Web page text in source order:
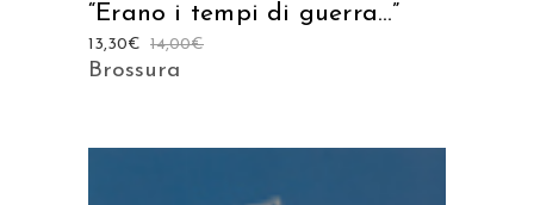
“Erano i tempi di guerra…”
14,00€
13,30€
Brossura